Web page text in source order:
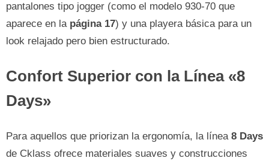
pantalones tipo jogger (como el modelo 930-70 que
aparece en la página 17) y una playera básica para un
look relajado pero bien estructurado.
Confort Superior con la Línea «8
Days»
Para aquellos que priorizan la ergonomía, la línea 8 Days
de Cklass ofrece materiales suaves y construcciones